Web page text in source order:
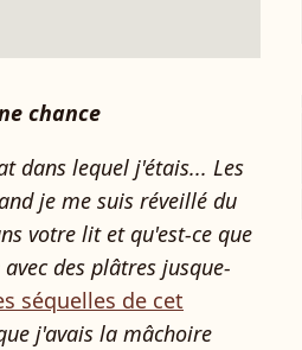
chance
dans lequel j'étais... Les
je me suis réveillé du
votre lit et qu'est-ce que
des plâtres jusque-
séquelles de cet
j'avais la mâchoire